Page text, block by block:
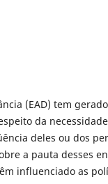
(EAD) tem
da
deles ou dos
a pauta desses
influenciado as